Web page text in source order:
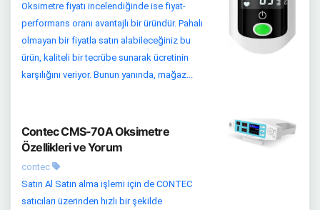
Oksimetre fiyatı incelendiğinde ise fiyat-
performans oranı avantajlı bir üründür. Pahalı
olmayan bir fiyatla satın alabileceğiniz bu
ürün, kaliteli bir tecrübe sunarak ücretinin
karşılığını veriyor. Bunun yanında, mağaz...
Contec CMS-70A Oksimetre
Özellikleri ve Yorum
contec
Satın Al Satın alma işlemi için de CONTEC
satıcıları üzerinden hızlı bir şekilde